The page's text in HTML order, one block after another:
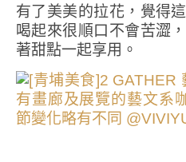
有了美美的拉花，覺得
喝起來很順口不會苦澀
著甜點一起享用。